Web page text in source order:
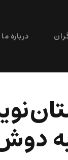
درباره ما
به